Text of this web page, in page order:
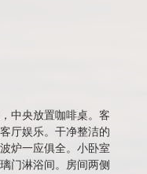
中央放置咖啡桌。客
厅娱乐。干净整洁的
炉一应俱全。小卧室
门淋浴间。房间两侧